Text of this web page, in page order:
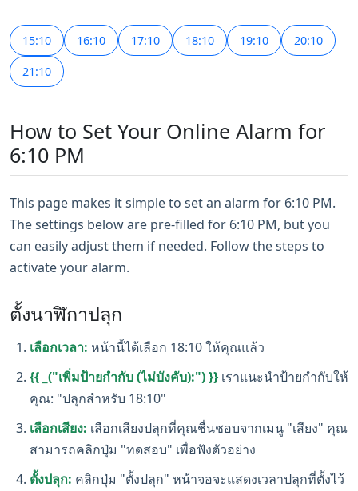
15:10 16:10 17:10 18:10 19:10 20:10
21:10
How to Set Your Online Alarm for
6:10 PM
This page makes it simple to set an alarm for 6:10 PM.
The settings below are pre-filled for 6:10 PM, but you
can easily adjust them if needed. Follow the steps to
activate your alarm.
ตั้งนาฬิกาปลุก
เลือกเวลา: หน้านี้ได้เลือก 18:10 ให้คุณแล้ว
{{ _("เพิ่มป้ายกำกับ (ไม่บังคับ):") }} เราแนะนำป้ายกำกับให้
คุณ: "ปลุกสำหรับ 18:10"
เลือกเสียง: เลือกเสียงปลุกที่คุณชื่นชอบจากเมนู "เสียง" คุณ
สามารถคลิกปุ่ม "ทดสอบ" เพื่อฟังตัวอย่าง
ตั้งปลุก: คลิกปุ่ม "ตั้งปลุก" หน้าจอจะแสดงเวลาปลุกที่ตั้งไว้